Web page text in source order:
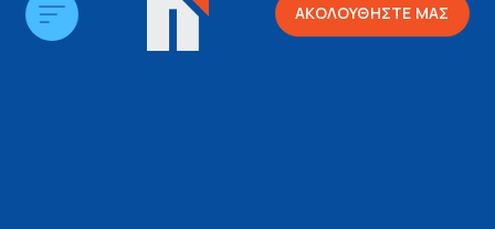
ΑΚΟΛΟΥΘΗΣΤΕ ΜΑΣ